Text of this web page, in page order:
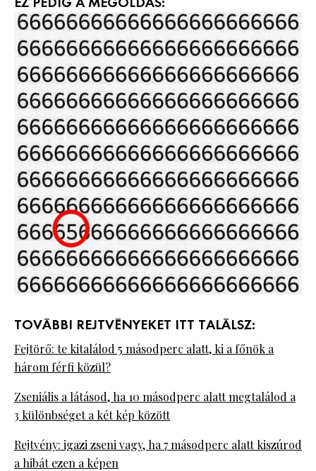
EZ PEDIG A MEGOLDÁS:
TOVÁBBI REJTVÉNYEKET ITT TALÁLSZ:
Fejtörő: te kitalálod 5 másodperc alatt, ki a főnök a
három férfi közül?
Zseniális a látásod, ha 10 másodperc alatt megtalálod a
3 különbséget a két kép között
Rejtvény: igazi zseni vagy, ha 7 másodperc alatt kiszúrod
a hibát ezen a képen